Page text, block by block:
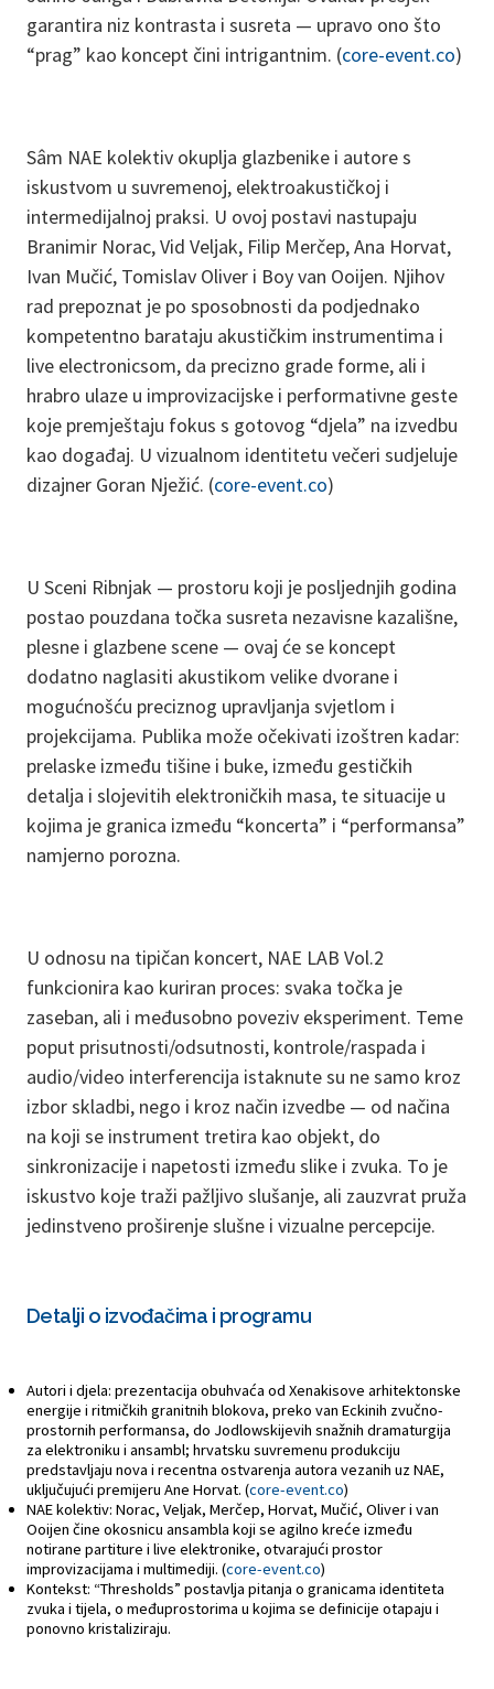
garantira niz kontrasta i susreta — upravo ono što
“prag” kao koncept čini intrigantnim. (core-event.co)
Sâm NAE kolektiv okuplja glazbenike i autore s
iskustvom u suvremenoj, elektroakustičkoj i
intermedijalnoj praksi. U ovoj postavi nastupaju
Branimir Norac, Vid Veljak, Filip Merčep, Ana Horvat,
Ivan Mučić, Tomislav Oliver i Boy van Ooijen. Njihov
rad prepoznat je po sposobnosti da podjednako
kompetentno barataju akustičkim instrumentima i
live electronicsom, da precizno grade forme, ali i
hrabro ulaze u improvizacijske i performativne geste
koje premještaju fokus s gotovog “djela” na izvedbu
kao događaj. U vizualnom identitetu večeri sudjeluje
dizajner Goran Nježić. (core-event.co)
U Sceni Ribnjak — prostoru koji je posljednjih godina
postao pouzdana točka susreta nezavisne kazališne,
plesne i glazbene scene — ovaj će se koncept
dodatno naglasiti akustikom velike dvorane i
mogućnošću preciznog upravljanja svjetlom i
projekcijama. Publika može očekivati izoštren kadar:
prelaske između tišine i buke, između gestičkih
detalja i slojevitih elektroničkih masa, te situacije u
kojima je granica između “koncerta” i “performansa”
namjerno porozna.
U odnosu na tipičan koncert, NAE LAB Vol.2
funkcionira kao kuriran proces: svaka točka je
zaseban, ali i međusobno poveziv eksperiment. Teme
poput prisutnosti/odsutnosti, kontrole/raspada i
audio/video interferencija istaknute su ne samo kroz
izbor skladbi, nego i kroz način izvedbe — od načina
na koji se instrument tretira kao objekt, do
sinkronizacije i napetosti između slike i zvuka. To je
iskustvo koje traži pažljivo slušanje, ali zauzvrat pruža
jedinstveno proširenje slušne i vizualne percepcije.
Detalji o izvođačima i programu
Autori i djela: prezentacija obuhvaća od Xenakisove arhitektonske
energije i ritmičkih granitnih blokova, preko van Eckinih zvučno-
prostornih performansa, do Jodlowskijevih snažnih dramaturgija
za elektroniku i ansambl; hrvatsku suvremenu produkciju
predstavljaju nova i recentna ostvarenja autora vezanih uz NAE,
uključujući premijeru Ane Horvat. (core-event.co)
NAE kolektiv: Norac, Veljak, Merčep, Horvat, Mučić, Oliver i van
Ooijen čine okosnicu ansambla koji se agilno kreće između
notirane partiture i live elektronike, otvarajući prostor
improvizacijama i multimediji. (core-event.co)
Kontekst: “Thresholds” postavlja pitanja o granicama identiteta
zvuka i tijela, o međuprostorima u kojima se definicije otapaju i
ponovno kristaliziraju.